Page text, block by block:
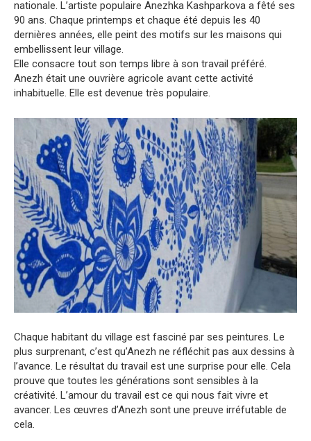
nationale. L’artiste populaire Anezhka Kashparkova a fêté ses
90 ans. Chaque printemps et chaque été depuis les 40
dernières années, elle peint des motifs sur les maisons qui
embellissent leur village.
Elle consacre tout son temps libre à son travail préféré.
Anezh était une ouvrière agricole avant cette activité
inhabituelle. Elle est devenue très populaire.
Chaque habitant du village est fasciné par ses peintures. Le
plus surprenant, c’est qu’Anezh ne réfléchit pas aux dessins à
l’avance. Le résultat du travail est une surprise pour elle. Cela
prouve que toutes les générations sont sensibles à la
créativité. L’amour du travail est ce qui nous fait vivre et
avancer. Les œuvres d’Anezh sont une preuve irréfutable de
cela.